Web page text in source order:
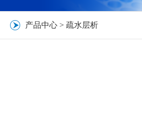
产品中心 > 疏水层析